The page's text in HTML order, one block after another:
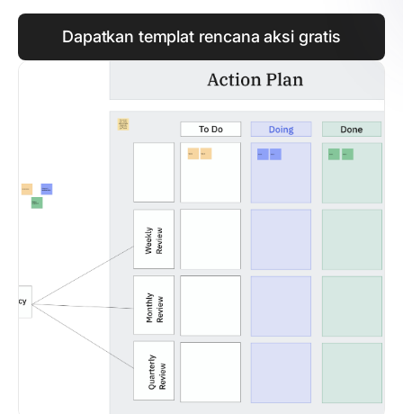
Dapatkan templat rencana aksi gratis